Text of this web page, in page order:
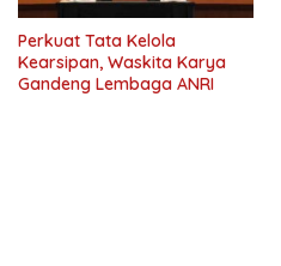
Perkuat Tata Kelola
Kearsipan, Waskita Karya
Gandeng Lembaga ANRI